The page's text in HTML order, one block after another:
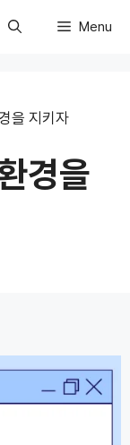
Menu
을 지키자
경을